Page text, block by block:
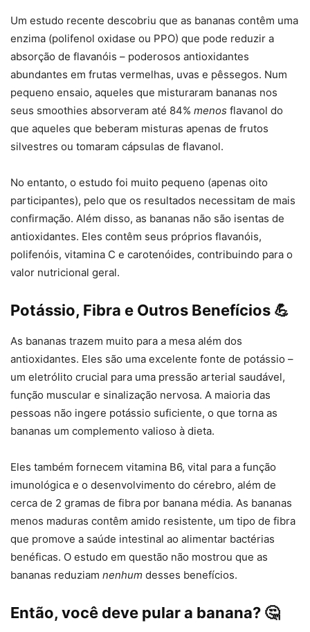
Um estudo recente descobriu que as bananas contêm uma
enzima (polifenol oxidase ou PPO) que pode reduzir a
absorção de flavanóis – poderosos antioxidantes
abundantes em frutas vermelhas, uvas e pêssegos. Num
pequeno ensaio, aqueles que misturaram bananas nos
seus smoothies absorveram até 84% menos flavanol do
que aqueles que beberam misturas apenas de frutos
silvestres ou tomaram cápsulas de flavanol.
No entanto, o estudo foi muito pequeno (apenas oito
participantes), pelo que os resultados necessitam de mais
confirmação. Além disso, as bananas não são isentas de
antioxidantes. Eles contêm seus próprios flavanóis,
polifenóis, vitamina C e carotenóides, contribuindo para o
valor nutricional geral.
Potássio, Fibra e Outros Benefícios 💪
As bananas trazem muito para a mesa além dos
antioxidantes. Eles são uma excelente fonte de potássio –
um eletrólito crucial para uma pressão arterial saudável,
função muscular e sinalização nervosa. A maioria das
pessoas não ingere potássio suficiente, o que torna as
bananas um complemento valioso à dieta.
Eles também fornecem vitamina B6, vital para a função
imunológica e o desenvolvimento do cérebro, além de
cerca de 2 gramas de fibra por banana média. As bananas
menos maduras contêm amido resistente, um tipo de fibra
que promove a saúde intestinal ao alimentar bactérias
benéficas. O estudo em questão não mostrou que as
bananas reduziam nenhum desses benefícios.
Então, você deve pular a banana? 🤔